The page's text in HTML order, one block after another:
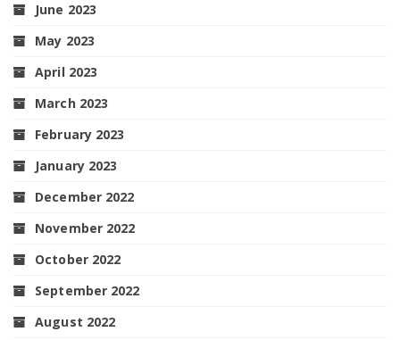
June 2023
May 2023
April 2023
March 2023
February 2023
January 2023
December 2022
November 2022
October 2022
September 2022
August 2022